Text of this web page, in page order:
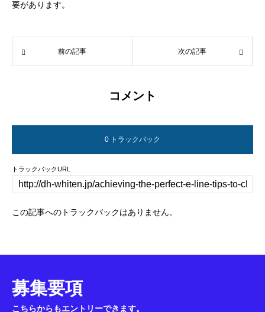
要があります。
前の記事 次の記事
コメント
0 トラックバック
トラックバックURL
この記事へのトラックバックはありません。
募集要項
こちらからもエントリーできます。